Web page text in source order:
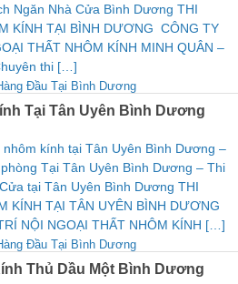
Ngăn Nhà Cửa Bình Dương THI
KÍNH TẠI BÌNH DƯƠNG CÔNG TY
THẤT NHÔM KÍNH MINH QUÂN –
thi […]
Đầu Tại Bình Dương
Tại Tân Uyên Bình Dương
kính tại Tân Uyên Bình Dương –
Tại Tân Uyên Bình Dương – Thi
tại Tân Uyên Bình Dương THI
KÍNH TẠI TÂN UYÊN BÌNH DƯƠNG
NỘI NGOẠI THẤT NHÔM KÍNH […]
Đầu Tại Bình Dương
Thủ Dầu Một Bình Dương